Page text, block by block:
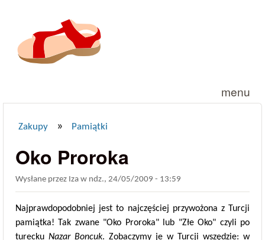
menu
Zakupy » Pamiątki
Oko Proroka
Wysłane przez Iza w ndz., 24/05/2009 - 13:59
Najprawdopodobniej jest to najczęściej przywożona z Turcji
pamiątka! Tak zwane "Oko Proroka" lub "Złe Oko" czyli po
turecku Nazar Boncuk. Zobaczymy je w Turcji wszędzie: w